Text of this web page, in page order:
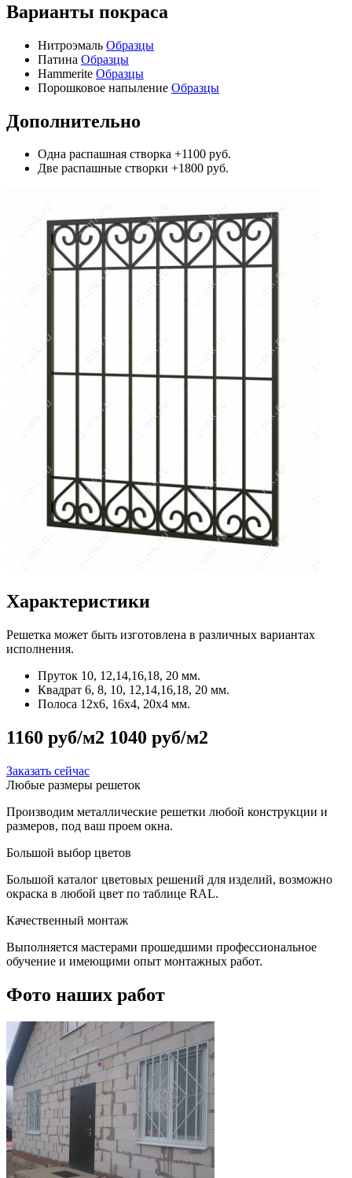
Варианты покраса
Нитроэмаль Образцы
Патина Образцы
Hammerite Образцы
Порошковое напыление Образцы
Дополнительно
Одна распашная створка +1100 руб.
Две распашные створки +1800 руб.
Характеристики
Решетка может быть изготовлена в различных вариантах
исполнения.
Пруток 10, 12,14,16,18, 20 мм.
Квадрат 6, 8, 10, 12,14,16,18, 20 мм.
Полоса 12x6, 16x4, 20x4 мм.
1160 руб/м2 1040 руб/м2
Заказать сейчас
Любые размеры решеток
Производим металлические решетки любой конструкции и
размеров, под ваш проем окна.
Большой выбор цветов
Большой каталог цветовых решений для изделий, возможно
окраска в любой цвет по таблице RAL.
Качественный монтаж
Выполняется мастерами прошедшими профессиональное
обучение и имеющими опыт монтажных работ.
Фото наших работ